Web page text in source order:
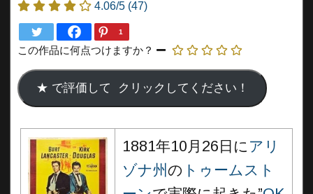
4.06/5 (47)
1
この作品に何点つけますか？
1881年10月26日に アリ
ゾナ州の トゥームスト